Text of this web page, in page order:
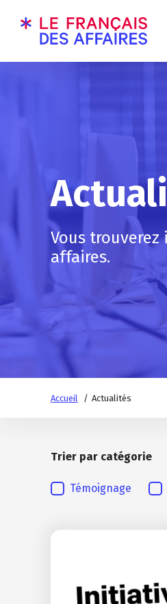
Vous trouverez
affaires.
Accueil Actualités
Trier par catégorie
Trier par catégorie
Témoignage